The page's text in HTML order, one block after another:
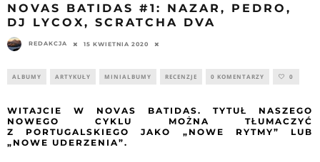
NOVAS BATIDAS #1: NAZAR, PEDRO,
DJ LYCOX, SCRATCHA DVA
REDAKCJA 15 KWIETNIA 2020
ALBUMY ARTYKUŁY MINIALBUMY RECENZJE 0 KOMENTARZY 0
WITAJCIE W NOVAS BATIDAS. TYTUŁ NASZEGO
NOWEGO CYKLU MOŻNA TŁUMACZYĆ
Z PORTUGALSKIEGO JAKO „NOWE RYTMY” LUB
„NOWE UDERZENIA”.